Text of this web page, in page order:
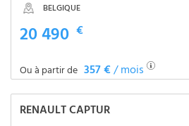
BELGIQUE
20 490 €
Ou à partir de 357 €/ mois
RENAULT CAPTUR